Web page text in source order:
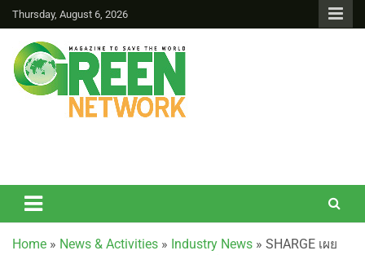
Thursday, August 6, 2026
Home » News & Activities » Industry News » SHARGE เผย